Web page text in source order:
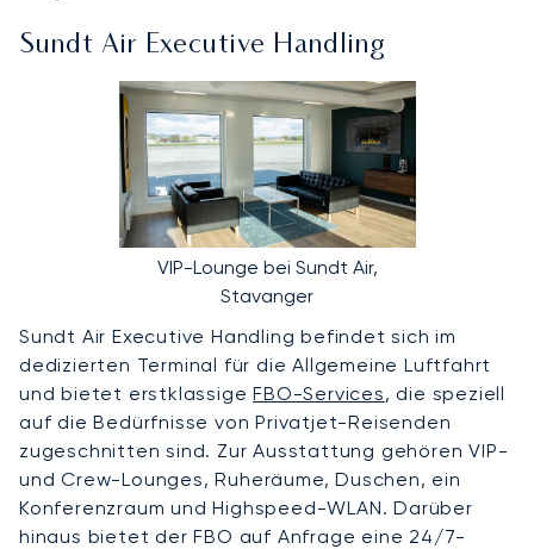
Sundt Air Executive Handling
VIP-Lounge bei Sundt Air,
Stavanger
Sundt Air Executive Handling befindet sich im
dedizierten Terminal für die Allgemeine Luftfahrt
und bietet erstklassigeFBO-Services, die speziell
auf die Bedürfnisse von Privatjet-Reisenden
zugeschnitten sind. Zur Ausstattung gehören VIP-
und Crew-Lounges, Ruheräume, Duschen, ein
Konferenzraum und Highspeed-WLAN. Darüber
hinaus bietet der FBO auf Anfrage eine 24/7-